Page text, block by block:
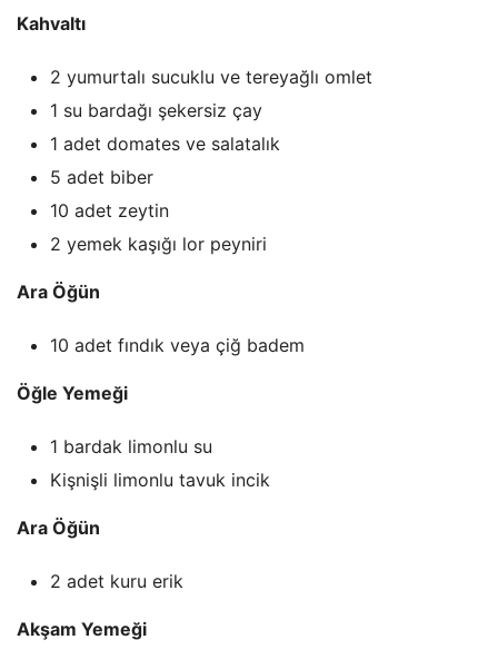
Kahvaltı
2 yumurtalı sucuklu ve tereyağlı omlet
1 su bardağı şekersiz çay
1 adet domates ve salatalık
5 adet biber
10 adet zeytin
2 yemek kaşığı lor peyniri
Ara Öğün
10 adet fındık veya çiğ badem
Öğle Yemeği
1 bardak limonlu su
Kişnişli limonlu tavuk incik
Ara Öğün
2 adet kuru erik
Akşam Yemeği